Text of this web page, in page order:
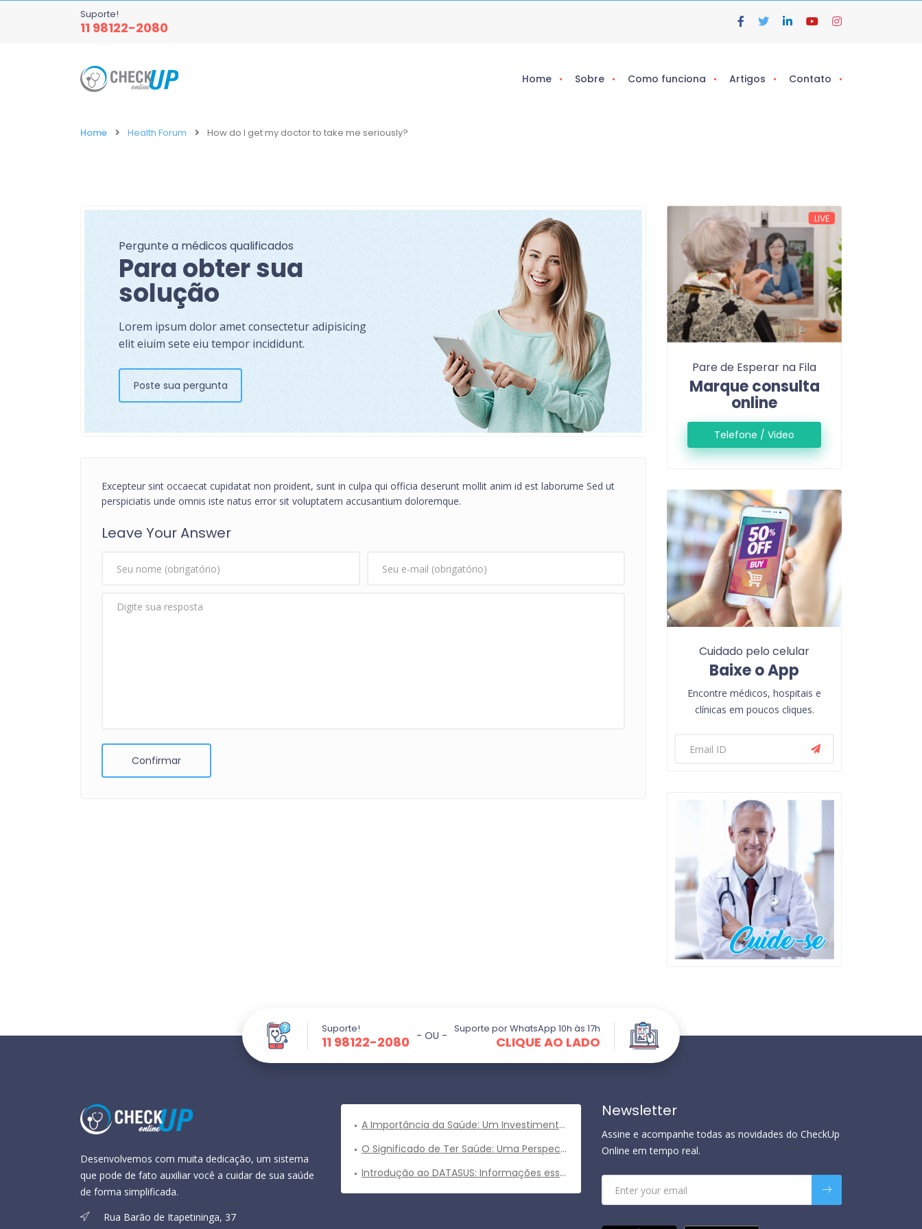
Suporte!
11 98122-2080
Home Sobre Como funciona Artigos Contato
Home Health Forum How do I get my doctor to take me seriously?
Pergunte a médicos qualificados
Para obter sua
solução
Lorem ipsum dolor amet consectetur adipisicing
elit eiuim sete eiu tempor incididunt.
Poste sua pergunta
Excepteur sint occaecat cupidatat non proident, sunt in culpa qui officia deserunt mollit anim id est laborume Sed ut
perspiciatis unde omnis iste natus error sit voluptatem accusantium doloremque.
Leave Your Answer
Confirmar
LIVE
Pare de Esperar na Fila
Marque consulta
online
Telefone / Video
Cuidado pelo celular
Baixe o App
Encontre médicos, hospitais e
clínicas em poucos cliques.
Suporte!
11 98122-2080
Suporte por WhatsApp 10h às 17h
CLIQUE AO LADO
- OU -
Desenvolvemos com muita dedicação, um sistema
que pode de fato auxiliar você a cuidar de sua saúde
de forma simplificada.
Rua Barão de Itapetininga, 37
A Importância da Saúde: Um Investimento Valioso para uma Vida Plena
O Significado de Ter Saúde: Uma Perspectiva Abrangente
Introdução ao DATASUS: Informações essenciais sobre o sistema de informações em saúde do Brasil
Newsletter
Assine e acompanhe todas as novidades do CheckUp
Online em tempo real.